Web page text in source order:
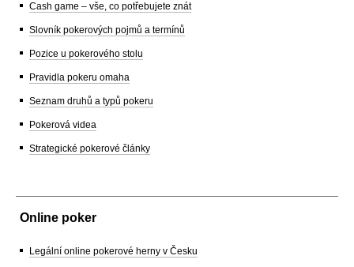
Cash game – vše, co potřebujete znát
Slovník pokerových pojmů a termínů
Pozice u pokerového stolu
Pravidla pokeru omaha
Seznam druhů a typů pokeru
Pokerová videa
Strategické pokerové články
Online poker
Legální online pokerové herny v Česku